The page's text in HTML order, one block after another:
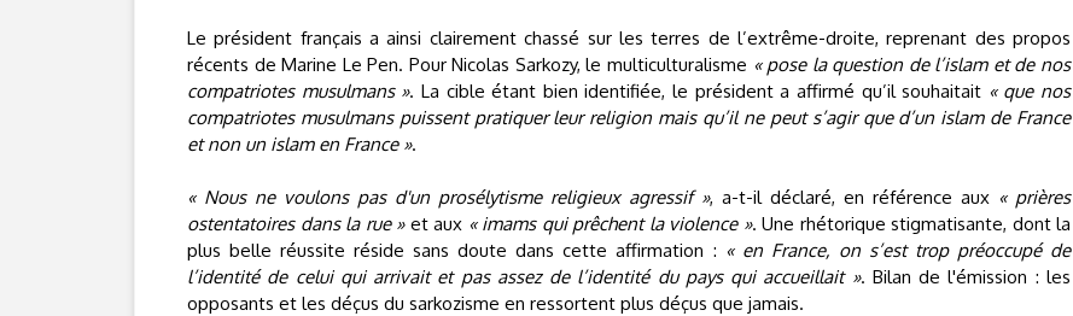
Le président français a ainsi clairement chassé sur les terres de l’extrême-droite, reprenant des propos
récents de Marine Le Pen. Pour Nicolas Sarkozy, le multiculturalisme « pose la question de l’islam et de nos
compatriotes musulmans ». La cible étant bien identifiée, le président a affirmé qu’il souhaitait « que nos
compatriotes musulmans puissent pratiquer leur religion mais qu’il ne peut s’agir que d’un islam de France
et non un islam en France ».
« Nous ne voulons pas d'un prosélytisme religieux agressif », a-t-il déclaré, en référence aux « prières
ostentatoires dans la rue »et aux « imams qui prêchent la violence ». Une rhétorique stigmatisante, dont la
plus belle réussite réside sans doute dans cette affirmation : « en France, on s’est trop préoccupé de
l’identité de celui qui arrivait et pas assez de l’identité du pays qui accueillait ». Bilan de l'émission : les
opposants et les déçus du sarkozisme en ressortent plus déçus que jamais.